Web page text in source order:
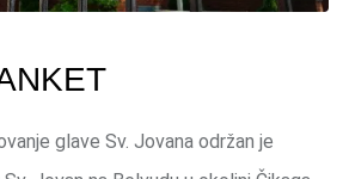
glave Sv. Jovana održan je